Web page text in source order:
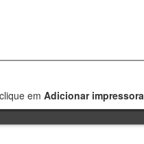
em Adicionar impressora